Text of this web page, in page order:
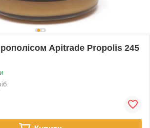
Apitrade Propolis 245